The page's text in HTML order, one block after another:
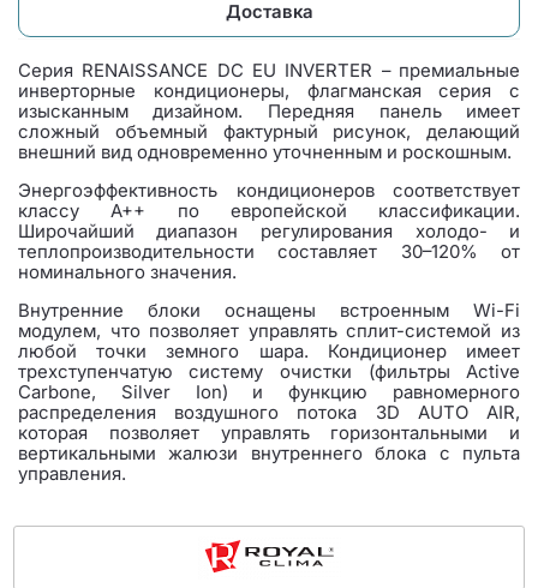
Доставка
Серия RENAISSANCE DC EU INVERTER – премиальные
инверторные кондиционеры, флагманская серия с
изысканным дизайном. Передняя панель имеет
сложный объемный фактурный рисунок, делающий
внешний вид одновременно уточненным и роскошным.
Энергоэффективность кондиционеров соответствует
классу А++ по европейской классификации.
Широчайший диапазон регулирования холодо- и
теплопроизводительности составляет 30–120% от
номинального значения.
Внутренние блоки оснащены встроенным Wi-Fi
модулем, что позволяет управлять сплит-системой из
любой точки земного шара. Кондиционер имеет
трехступенчатую систему очистки (фильтры Active
Carbone, Silver Ion) и функцию равномерного
распределения воздушного потока 3D AUTO AIR,
которая позволяет управлять горизонтальными и
вертикальными жалюзи внутреннего блока с пульта
управления.